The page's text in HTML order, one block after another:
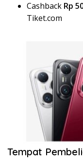
Cashback Rp
Tiket.com
Tempat